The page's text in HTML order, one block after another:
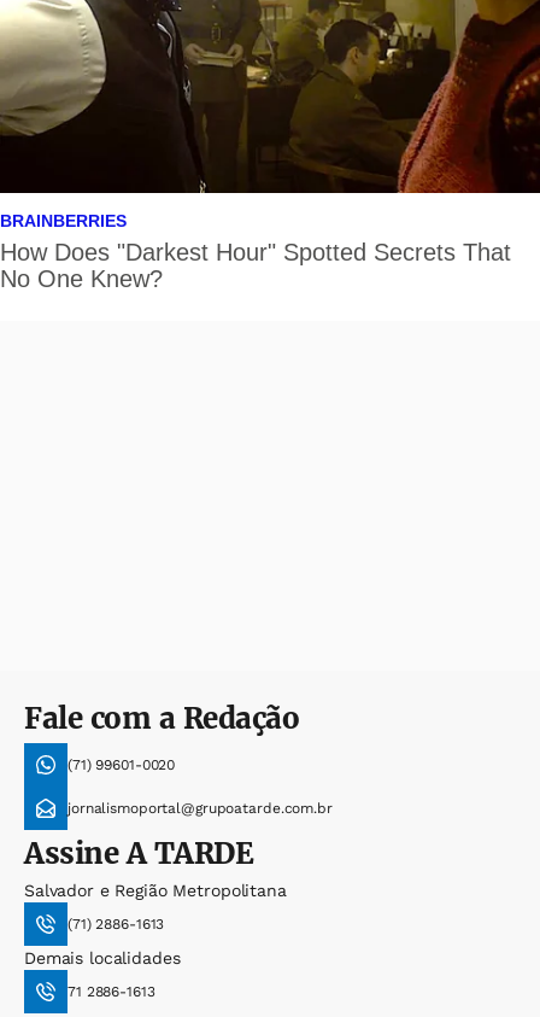
Fale com a Redação
(71) 99601-0020
jornalismoportal@grupoatarde.com.br
AssineA TARDE
Salvador e Região Metropolitana
(71) 2886-1613
Demais localidades
71 2886-1613